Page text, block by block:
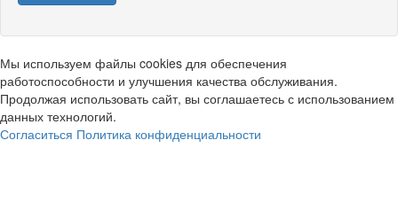
Мы используем файлы cookies для обеспечения
работоспособности и улучшения качества обслуживания.
Продолжая использовать сайт, вы соглашаетесь с использованием
данных технологий.
Согласиться Политика конфиденциальности